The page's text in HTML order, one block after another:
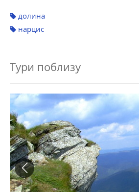
долина
нарцис
Тури поблизу